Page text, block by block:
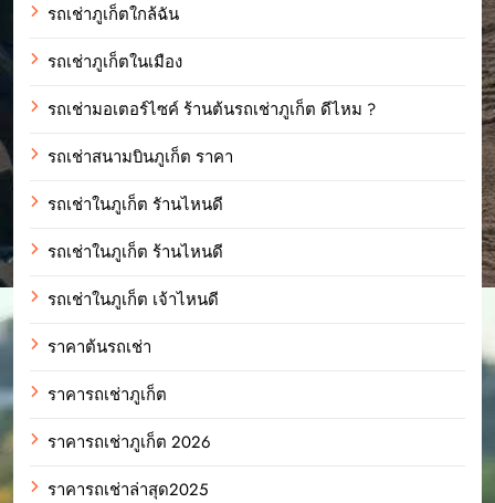
รถเช่าภูเก็ตใกล้ฉัน
รถเช่าภูเก็ตในเมือง
รถเช่ามอเตอร์ไซค์ ร้านต้นรถเช่าภูเก็ต ดีไหม ?
รถเช่าสนามบินภูเก็ต ราคา
รถเช่าในภูเก็ต รัานไหนดี
รถเช่าในภูเก็ต ร้านไหนดี
รถเช่าในภูเก็ต เจ้าไหนดี
ราคาต้นรถเช่า
ราคารถเช่าภูเก็ต
ราคารถเช่าภูเก็ต 2026
ราคารถเช่าล่าสุด2025